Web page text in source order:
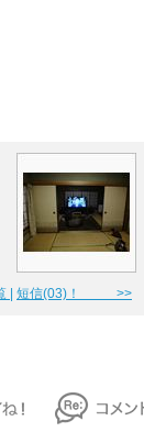
| 短信(03)！ >>